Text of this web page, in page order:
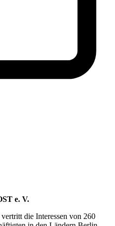
e. V.
die Interessen von 260